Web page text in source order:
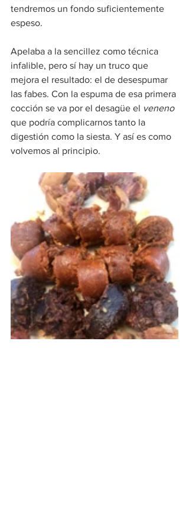
tendremos un fondo suficientemente
espeso.
Apelaba a la sencillez como técnica
infalible, pero sí hay un truco que
mejora el resultado: el de desespumar
las fabes. Con la espuma de esa primera
cocción se va por el desagüe el veneno
que podría complicarnos tanto la
digestión como la siesta. Y así es como
volvemos al principio.